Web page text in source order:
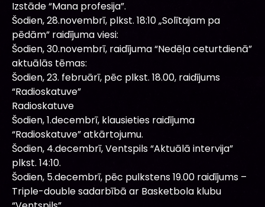
Izstāde “Mana profesija”.
Šodien, 28.novembrī, plkst. 18:10 „Solītajam pa
pēdām” raidījuma viesi:
Šodien, 30.novembrī, raidījuma “Nedēļa ceturtdienā”
aktuālās tēmas:
Šodien, 23. februārī, pēc plkst. 18.00, raidījums
“Radioskatuve”
Radioskatuve
Šodien, 1.decembrī, klausieties raidījuma
“Radioskatuve” atkārtojumu.
Šodien, 4.decembrī, Ventspils “Aktuālā intervija”
plkst. 14:10.
Šodien, 5.decembrī, pēc pulkstens 19.00 raidījums –
Triple-double sadarbībā ar Basketbola klubu